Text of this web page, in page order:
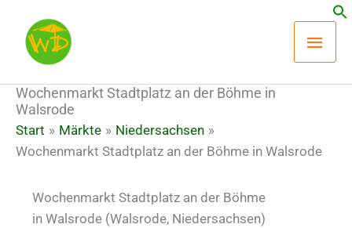
Inhalt
springen
Wochenmarkt Stadtplatz an der Böhme in
Walsrode
Start Märkte
Niedersachsen
Wochenmarkt Stadtplatz an der Böhme in Walsrode
Wochenmarkt Stadtplatz an der Böhme
in Walsrode(Walsrode, Niedersachsen)